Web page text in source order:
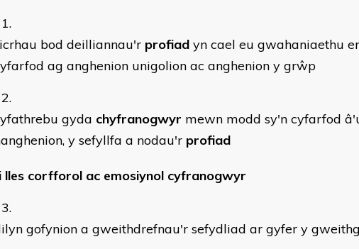
bod deilliannau'r profiad yn cael eu gwahaniaethu
ag anghenion unigolion ac anghenion y grŵp
gyda chyfranogwyr mewn modd sy'n cyfarfod
y sefyllfa a nodau'r profiad
lles corfforol ac emosiynol cyfranogwyr
gofynion a gweithdrefnau'r sefydliad ar gyfer y